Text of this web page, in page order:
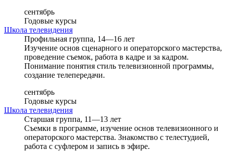
сентябрь
Годовые курсы
Школа телевидения
Профильная группа, 14—16 лет
Изучение основ сценарного и операторского мастерства,
проведение съемок, работа в кадре и за кадром.
Понимание понятия стиль телевизионной программы,
создание телепередачи.
сентябрь
Годовые курсы
Школа телевидения
Старшая группа, 11—13 лет
Съемки в программе, изучение основ телевизионного и
операторского мастерства. Знакомство с телестудией,
работа с суфлером и запись в эфире.